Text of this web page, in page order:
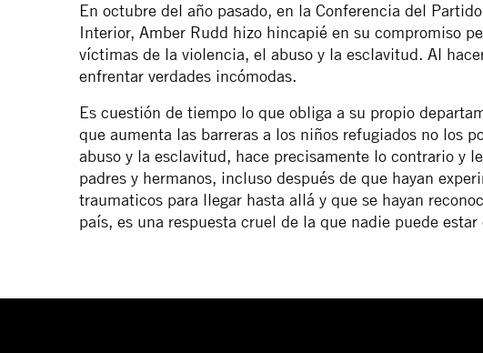
En octubre del año pasado, en la Conferencia del
Interior, Amber Rudd hizo hincapié en su compromiso
víctimas de la violencia, el abuso y la esclavitud. Al
enfrentar verdades incómodas.
Es cuestión de tiempo lo que obliga a su propio
que aumenta las barreras a los niños refugiados no los
abuso y la esclavitud, hace precisamente lo contrario y
padres y hermanos, incluso después de que hayan
traumaticos para llegar hasta allá y que se hayan
país, es una respuesta cruel de la que nadie puede estar